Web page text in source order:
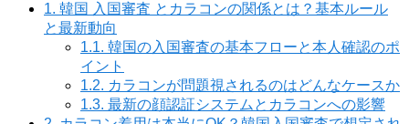
1. 韓国 入国審査 とカラコンの関係とは？基本ルール
と最新動向
1.1. 韓国の入国審査の基本フローと本人確認のポ
イント
1.2. カラコンが問題視されるのはどんなケースか
1.3. 最新の顔認証システムとカラコンへの影響